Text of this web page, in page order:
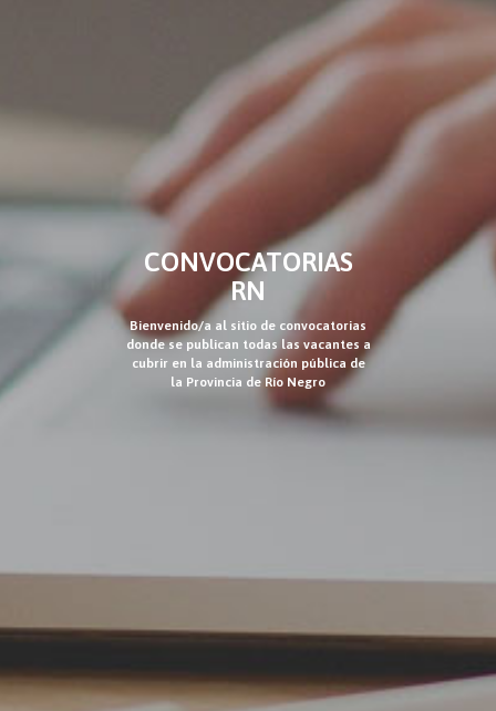
CONVOCATORIAS
RN
Bienvenido/a al sitio de convocatorias
donde se publican todas las vacantes a
cubrir en la administración pública de
la Provincia de Río Negro